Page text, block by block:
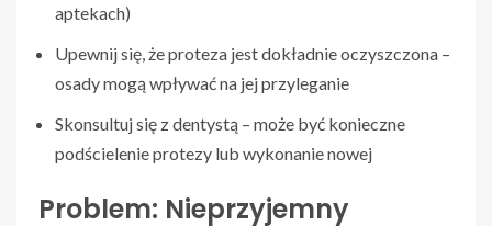
aptekach)
Upewnij się, że proteza jest dokładnie oczyszczona –
osady mogą wpływać na jej przyleganie
Skonsultuj się z dentystą – może być konieczne
podścielenie protezy lub wykonanie nowej
Problem: Nieprzyjemny